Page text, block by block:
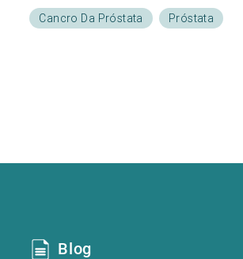
Cancro Da Próstata Próstata
Blog